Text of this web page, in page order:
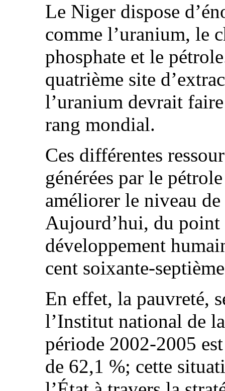
Le Niger dispose
comme l’uranium, le
phosphate et le
quatrième site
l’uranium devrait
rang mondial.
Ces différentes
générées par le
améliorer le niveau
Aujourd’hui, du point
développement
cent soixante-
En effet, la pauvreté,
l’Institut national de
période 2002-2005
de 62,1 %; cette